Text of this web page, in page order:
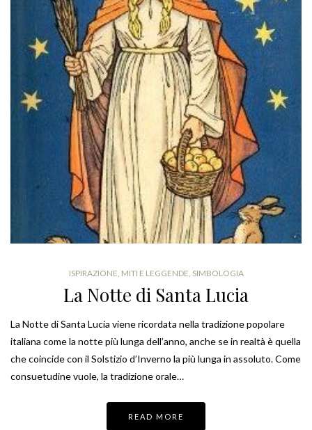
ISPIRAZIONE MITI E LEGGENDE SIMBOLOGIA
La Notte di Santa Lucia
La Notte di Santa Lucia viene ricordata nella tradizione popolare
italiana come la notte più lunga dell’anno, anche se in realtà è quella
che coincide con il Solstizio d’Inverno la più lunga in assoluto. Come
consuetudine vuole, la tradizione orale…
READ MORE